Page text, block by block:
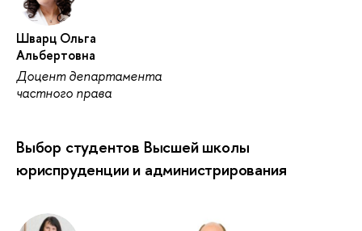
Шварц Ольга
Альбертовна
Доцент департамента
частного права
Выбор студентов Высшей школы
юриспруденции и администрирования